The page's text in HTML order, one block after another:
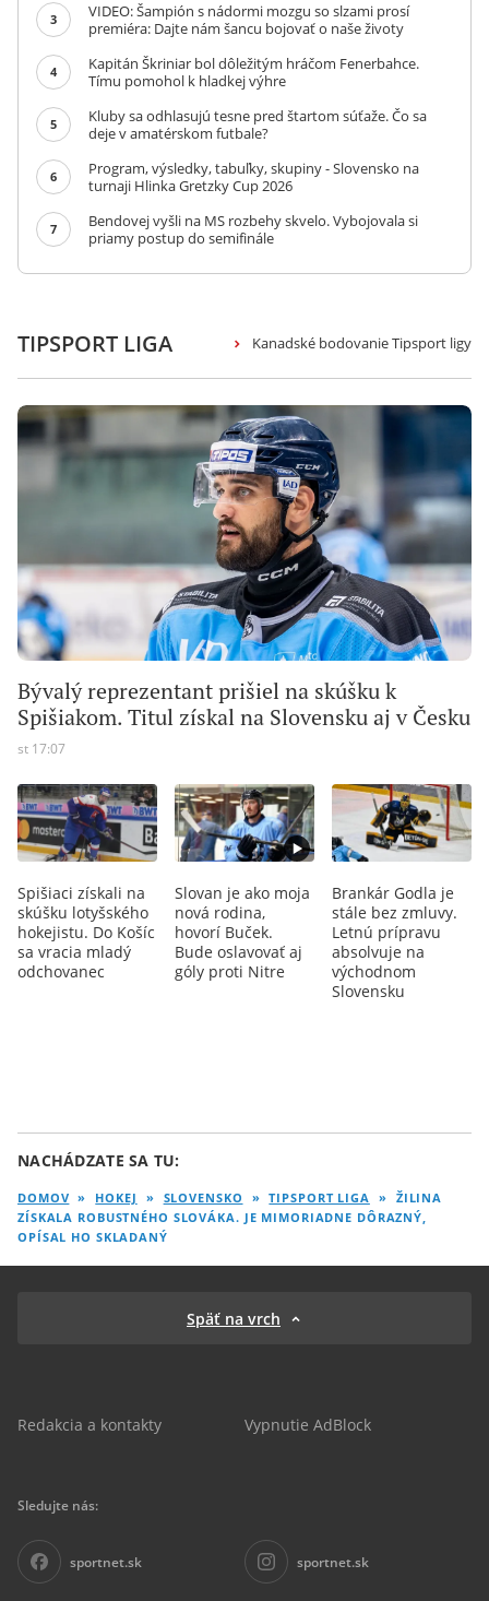
3
VIDEO: Šampión s nádormi mozgu so slzami prosí
premiéra: Dajte nám šancu bojovať o naše životy
4
Kapitán Škriniar bol dôležitým hráčom Fenerbahce.
Tímu pomohol k hladkej výhre
5
Kluby sa odhlasujú tesne pred štartom súťaže. Čo sa
deje v amatérskom futbale?
6
Program, výsledky, tabuľky, skupiny - Slovensko na
turnaji Hlinka Gretzky Cup 2026
7
Bendovej vyšli na MS rozbehy skvelo. Vybojovala si
priamy postup do semifinále
TIPSPORT LIGA Kanadské bodovanie Tipsport ligy
Bývalý reprezentant prišiel na skúšku k
Spišiakom. Titul získal na Slovensku aj v Česku
st 17:07
Spišiaci získali na
skúšku lotyšského
hokejistu. Do Košíc
sa vracia mladý
odchovanec
Slovan je ako moja
nová rodina,
hovorí Buček.
Bude oslavovať aj
góly proti Nitre
Brankár Godla je
stále bez zmluvy.
Letnú prípravu
absolvuje na
východnom
Slovensku
NACHÁDZATE SA TU:
DOMOV » HOKEJ » SLOVENSKO » TIPSPORT LIGA » ŽILINA
ZÍSKALA ROBUSTNÉHO SLOVÁKA. JE MIMORIADNE DÔRAZNÝ,
OPÍSAL HO SKLADANÝ
Späť na vrch
Redakcia a kontakty Vypnutie AdBlock
Sledujte nás:
sportnet.sk sportnet.sk